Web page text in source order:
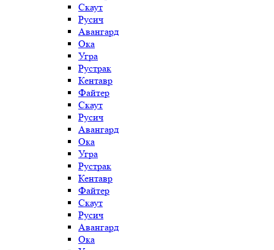
Скаут
Русич
Авангард
Ока
Угра
Рустрак
Кентавр
Файтер
Скаут
Русич
Авангард
Ока
Угра
Рустрак
Кентавр
Файтер
Скаут
Русич
Авангард
Ока